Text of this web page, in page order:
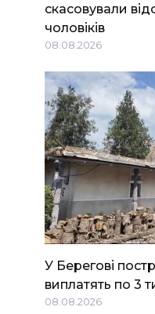
скасовували
чоловіків
08.08.2026
У Берегові
виплатять по 3
08.08.2026